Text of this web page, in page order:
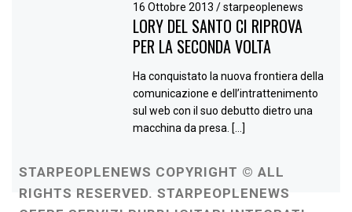
16 Ottobre 2013/ starpeoplenews
LORY DEL SANTO CI RIPROVA
PER LA SECONDA VOLTA
Ha conquistato la nuova frontiera della
comunicazione e dell’intrattenimento
sul web con il suo debutto dietro una
macchina da presa. […]
STARPEOPLENEWS COPYRIGHT © ALL
RIGHTS RESERVED. STARPEOPLENEWS